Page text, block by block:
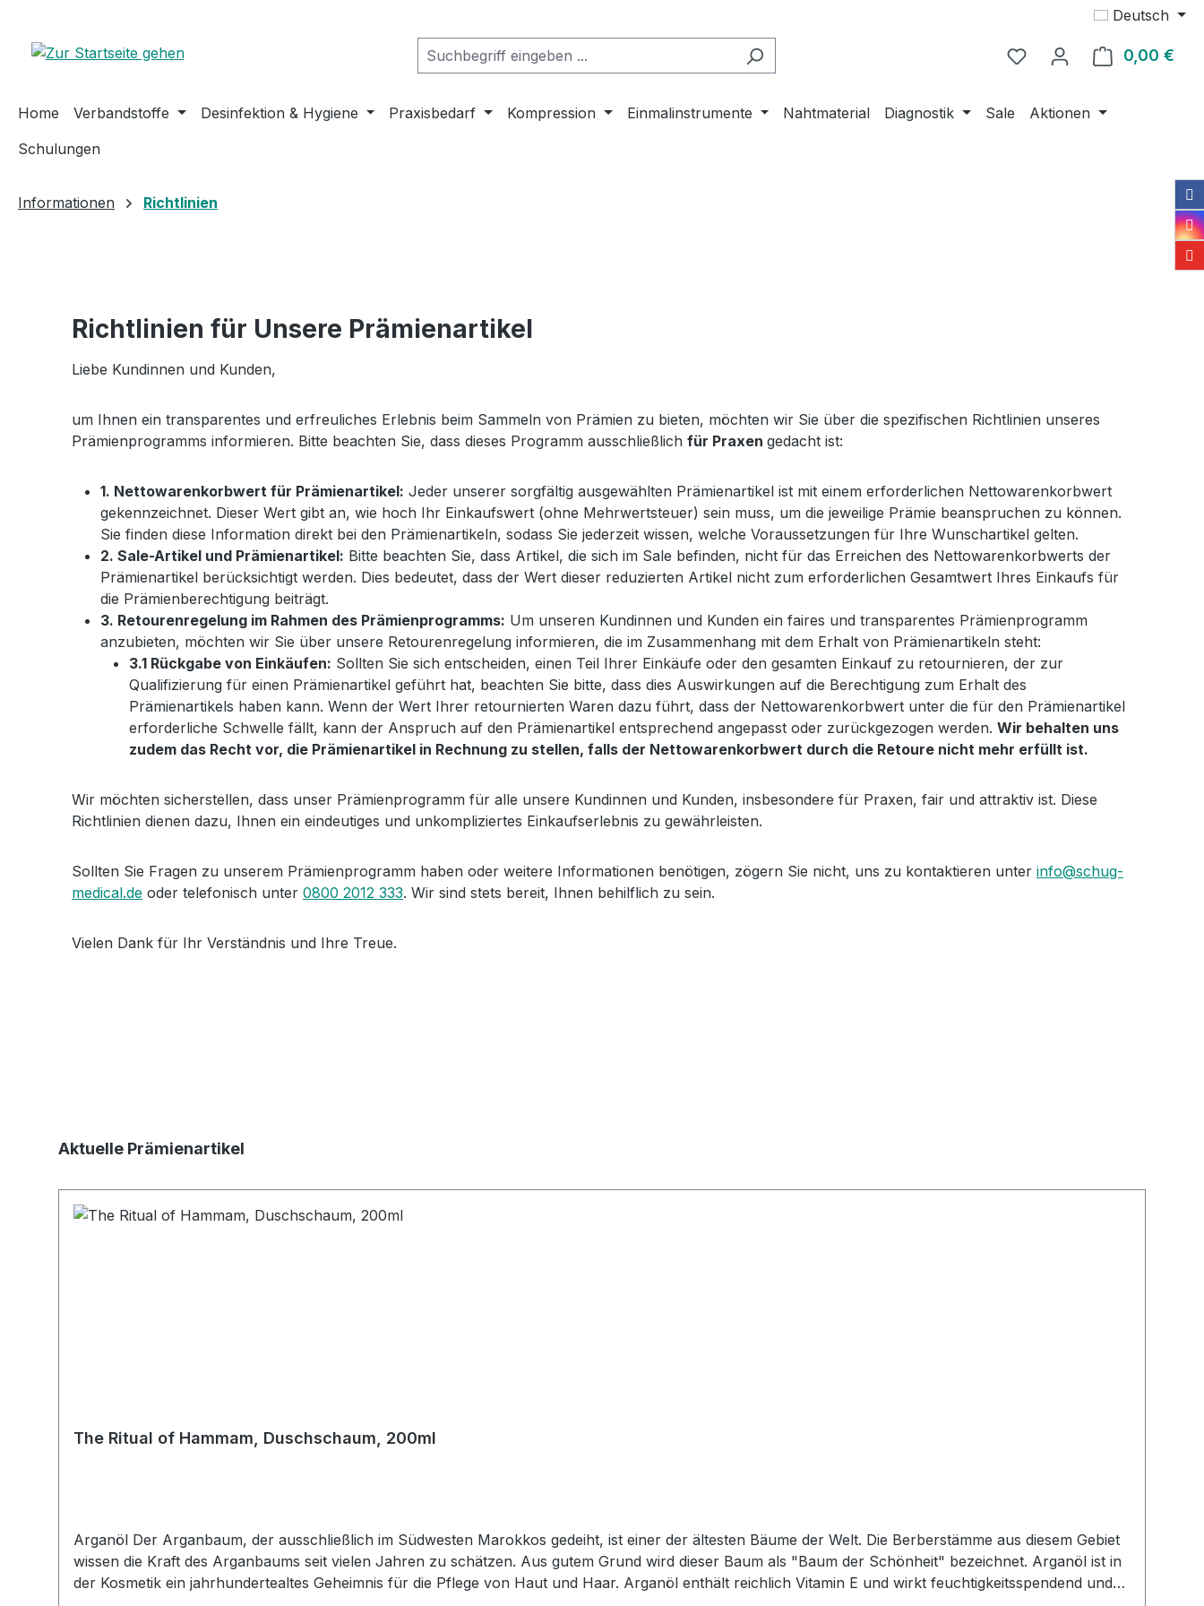
Deutsch
0,00 €
Home Verbandstoffe Desinfektion & Hygiene Praxisbedarf Kompression Einmalinstrumente Nahtmaterial Diagnostik Sale
Aktionen
Schulungen
Informationen Richtlinien
Richtlinien für Unsere Prämienartikel
Liebe Kundinnen und Kunden,
um Ihnen ein transparentes und erfreuliches Erlebnis beim Sammeln von Prämien zu bieten, möchten wir Sie über die spezifischen Richtlinien unseres
Prämienprogramms informieren. Bitte beachten Sie, dass dieses Programm ausschließlich für Praxen gedacht ist:
1. Nettowarenkorbwert für Prämienartikel: Jeder unserer sorgfältig ausgewählten Prämienartikel ist mit einem erforderlichen Nettowarenkorbwert
gekennzeichnet. Dieser Wert gibt an, wie hoch Ihr Einkaufswert (ohne Mehrwertsteuer) sein muss, um die jeweilige Prämie beanspruchen zu können.
Sie finden diese Information direkt bei den Prämienartikeln, sodass Sie jederzeit wissen, welche Voraussetzungen für Ihre Wunschartikel gelten.
2. Sale-Artikel und Prämienartikel: Bitte beachten Sie, dass Artikel, die sich im Sale befinden, nicht für das Erreichen des Nettowarenkorbwerts der
Prämienartikel berücksichtigt werden. Dies bedeutet, dass der Wert dieser reduzierten Artikel nicht zum erforderlichen Gesamtwert Ihres Einkaufs für
die Prämienberechtigung beiträgt.
3. Retourenregelung im Rahmen des Prämienprogramms: Um unseren Kundinnen und Kunden ein faires und transparentes Prämienprogramm
anzubieten, möchten wir Sie über unsere Retourenregelung informieren, die im Zusammenhang mit dem Erhalt von Prämienartikeln steht:
3.1 Rückgabe von Einkäufen: Sollten Sie sich entscheiden, einen Teil Ihrer Einkäufe oder den gesamten Einkauf zu retournieren, der zur
Qualifizierung für einen Prämienartikel geführt hat, beachten Sie bitte, dass dies Auswirkungen auf die Berechtigung zum Erhalt des
Prämienartikels haben kann. Wenn der Wert Ihrer retournierten Waren dazu führt, dass der Nettowarenkorbwert unter die für den Prämienartikel
erforderliche Schwelle fällt, kann der Anspruch auf den Prämienartikel entsprechend angepasst oder zurückgezogen werden. Wir behalten uns
zudem das Recht vor, die Prämienartikel in Rechnung zu stellen, falls der Nettowarenkorbwert durch die Retoure nicht mehr erfüllt ist.
Wir möchten sicherstellen, dass unser Prämienprogramm für alle unsere Kundinnen und Kunden, insbesondere für Praxen, fair und attraktiv ist. Diese
Richtlinien dienen dazu, Ihnen ein eindeutiges und unkompliziertes Einkaufserlebnis zu gewährleisten.
Sollten Sie Fragen zu unserem Prämienprogramm haben oder weitere Informationen benötigen, zögern Sie nicht, uns zu kontaktieren unter info@schug-
medical.de oder telefonisch unter 0800 2012 333. Wir sind stets bereit, Ihnen behilflich zu sein.
Vielen Dank für Ihr Verständnis und Ihre Treue.
Produktgalerie überspringen
Aktuelle Prämienartikel
The Ritual of Hammam, Duschschaum, 200ml
Arganöl Der Arganbaum, der ausschließlich im Südwesten Marokkos gedeiht, ist einer der ältesten Bäume der Welt. Die Berberstämme aus diesem Gebiet
wissen die Kraft des Arganbaums seit vielen Jahren zu schätzen. Aus gutem Grund wird dieser Baum als "Baum der Schönheit" bezeichnet. Arganöl ist in
der Kosmetik ein jahrhundertealtes Geheimnis für die Pflege von Haut und Haar. Arganöl enthält reichlich Vitamin E und wirkt feuchtigkeitsspendend und